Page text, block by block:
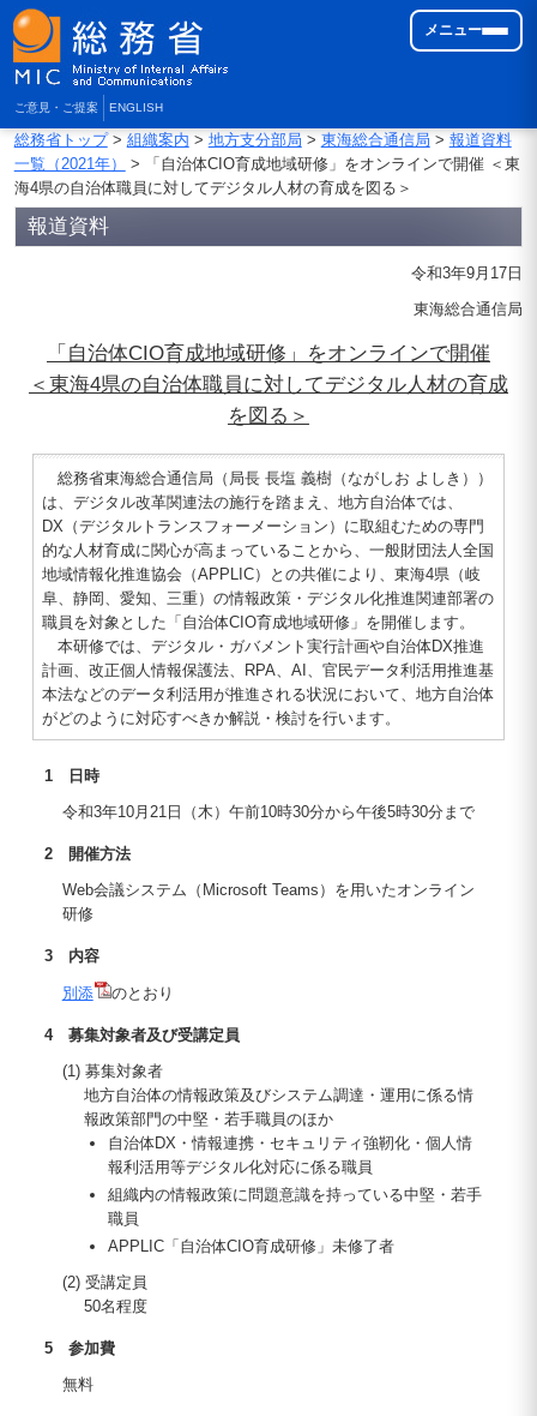
ご意見・ご提案 ENGLISH
メニュー
総務省トップ> 組織案内 > 地方支分部局 > 東海総合通信局 > 報道資料
一覧（2021年）
> 「自治体CIO育成地域研修」をオンラインで開催 ＜東
海4県の自治体職員に対してデジタル人材の育成を図る＞
報道資料
令和3年9月17日
東海総合通信局
「自治体CIO育成地域研修」をオンラインで開催
＜東海4県の自治体職員に対してデジタル人材の育成
を図る＞
総務省東海総合通信局（局長 長塩 義樹（ながしお よしき））
は、デジタル改革関連法の施行を踏まえ、地方自治体では、
DX（デジタルトランスフォーメーション）に取組むための専門
的な人材育成に関心が高まっていることから、一般財団法人全国
地域情報化推進協会（APPLIC）との共催により、東海4県（岐
阜、静岡、愛知、三重）の情報政策・デジタル化推進関連部署の
職員を対象とした「自治体CIO育成地域研修」を開催します。
本研修では、デジタル・ガバメント実行計画や自治体DX推進
計画、改正個人情報保護法、RPA、AI、官民データ利活用推進基
本法などのデータ利活用が推進される状況において、地方自治体
がどのように対応すべきか解説・検討を行います。
1 日時
令和3年10月21日（木）午前10時30分から午後5時30分まで
2 開催方法
Web会議システム（Microsoft Teams）を用いたオンライン
研修
3 内容
別添 のとおり
4 募集対象者及び受講定員
(1) 募集対象者
地方自治体の情報政策及びシステム調達・運用に係る情
報政策部門の中堅・若手職員のほか
自治体DX・情報連携・セキュリティ強靭化・個人情
報利活用等デジタル化対応に係る職員
組織内の情報政策に問題意識を持っている中堅・若手
職員
APPLIC「自治体CIO育成研修」未修了者
(2) 受講定員
50名程度
5 参加費
無料